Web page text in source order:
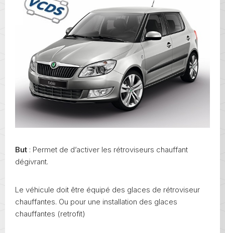
But : Permet de d’activer les rétroviseurs chauffant
dégivrant.
Le véhicule doit être équipé des glaces de rétroviseur
chauffantes. Ou pour une installation des glaces
chauffantes (retrofit)